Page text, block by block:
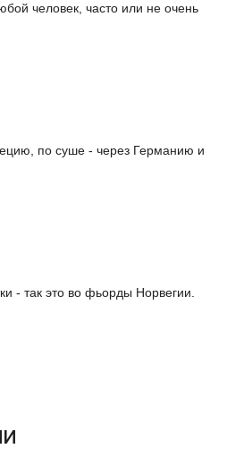
человек, часто или не очень
по суше - через Германию и
- так это во фьорды Норвегии.